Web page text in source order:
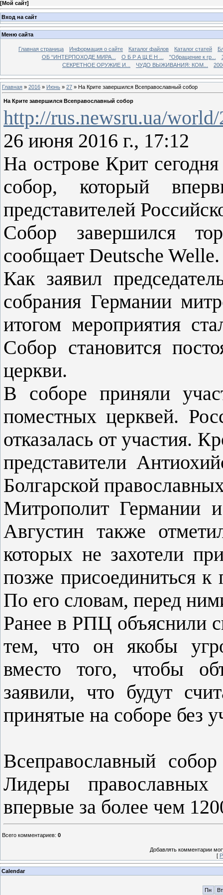
[Мой сайт]
Вход на сайт
Меню сайта
Главная страница Информация о сайте Каталог файлов Каталог статей
ОБ “ИНТЕРПОХОДЕ МИРА...
О Б Р А Щ Е Н ... "Обращение к гр...
СЕКРЕТНОЕ ОРУЖИЕ И...
ЧУДО ВЫЖИВАНИЯ: КОМ...
Главная » 2016 » Июнь » 27 » На Крите завершился Всеправославный собор
На Крите завершился Всеправославный собор
http://rus.newsru.ua/
26 июня 2016 г., 17:12
На острове Крит
собор, который
представителей
Собор завершился
сообщает Deutsche Welle.
Как заявил
собрания Германии
итогом мероприятия
Собор становится
церкви.
В соборе приняли
поместных церквей.
отказалась от участия.
представители
Болгарской
Митрополит Германии
Августин также
которых не захотели
позже присоединиться
По его словам, перед
Ранее в РПЦ объяснили
тем, что он якобы
вместо того, чтобы
заявили, что будут
принятые на соборе без
Всеправославный
Лидеры православных
впервые за более чем
Всего комментариев: 0
Добавлять комментарии
[
Calendar
Пн Вт